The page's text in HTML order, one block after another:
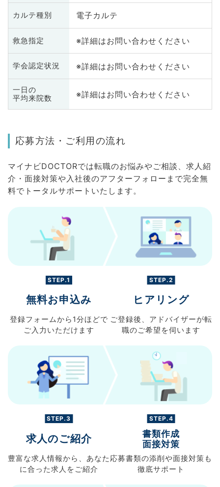
カルテ種別 電子カルテ
救急指定 ※詳細はお問い合わせください
学会認定状況 ※詳細はお問い合わせください
一日の
平均来院数
※詳細はお問い合わせください
応募方法・ご利用の流れ
マイナビDOCTORでは転職のお悩みやご相談、求人紹
介・面接対策や入社後のアフターフォローまで完全無
料でトータルサポートいたします。
STEP.1
無料お申込み
登録フォームから 1分ほどで
ご入力 いただけます
STEP.2
ヒアリング
ご登録後、 アドバイザーが転
職のご希望を伺います
STEP.3
求人のご紹介
豊富な求人情報から、 あなた
に合った求人を ご紹介
STEP.4
書類作成
面接対策
応募書類の添削や面接対策も
徹底サポート